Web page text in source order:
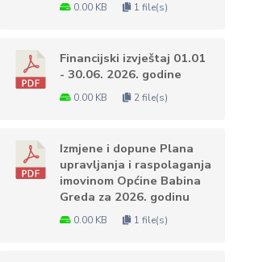
0.00 KB 1 file(s)
Financijski izvještaj 01.01
- 30.06. 2026. godine
0.00 KB 2 file(s)
Izmjene i dopune Plana
upravljanja i raspolaganja
imovinom Općine Babina
Greda za 2026. godinu
0.00 KB 1 file(s)